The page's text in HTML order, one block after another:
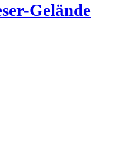
Gelände